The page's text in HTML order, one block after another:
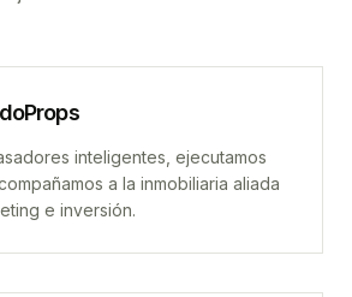
inteligentes, ejecutamos
a la inmobiliaria aliada
e inversión.